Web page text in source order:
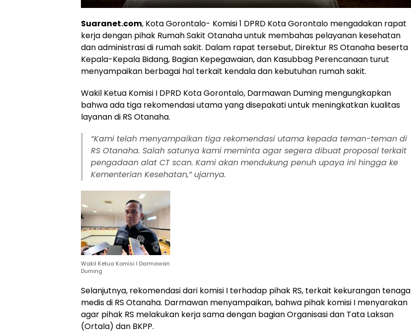
Suaranet.com, Kota Gorontalo- Komisi 1 DPRD Kota Gorontalo mengadakan rapat
kerja dengan pihak Rumah Sakit Otanaha untuk membahas pelayanan kesehatan
dan administrasi di rumah sakit. Dalam rapat tersebut, Direktur RS Otanaha beserta
Kepala-Kepala Bidang, Bagian Kepegawaian, dan Kasubbag Perencanaan turut
menyampaikan berbagai hal terkait kendala dan kebutuhan rumah sakit.
Wakil Ketua Komisi I DPRD Kota Gorontalo, Darmawan Duming mengungkapkan
bahwa ada tiga rekomendasi utama yang disepakati untuk meningkatkan kualitas
layanan di RS Otanaha.
“Kami telah menyampaikan tiga rekomendasi utama kepada teman-teman di
RS Otanaha. Salah satunya kami meminta agar segera dibuat proposal terkait
pengadaan alat CT scan. Kami akan mendukung penuh upaya ini hingga ke
Kementerian Kesehatan,” ujarnya.
Wakil Ketua Komisi I Darmawan
Duming
Selanjutnya, rekomendasi dari komisi I terhadap pihak RS, terkait kekurangan tenaga
medis di RS Otanaha. Darmawan menyampaikan, bahwa pihak komisi I menyarakan
agar pihak RS melakukan kerja sama dengan bagian Organisasi dan Tata Laksan
(Ortala) dan BKPP.